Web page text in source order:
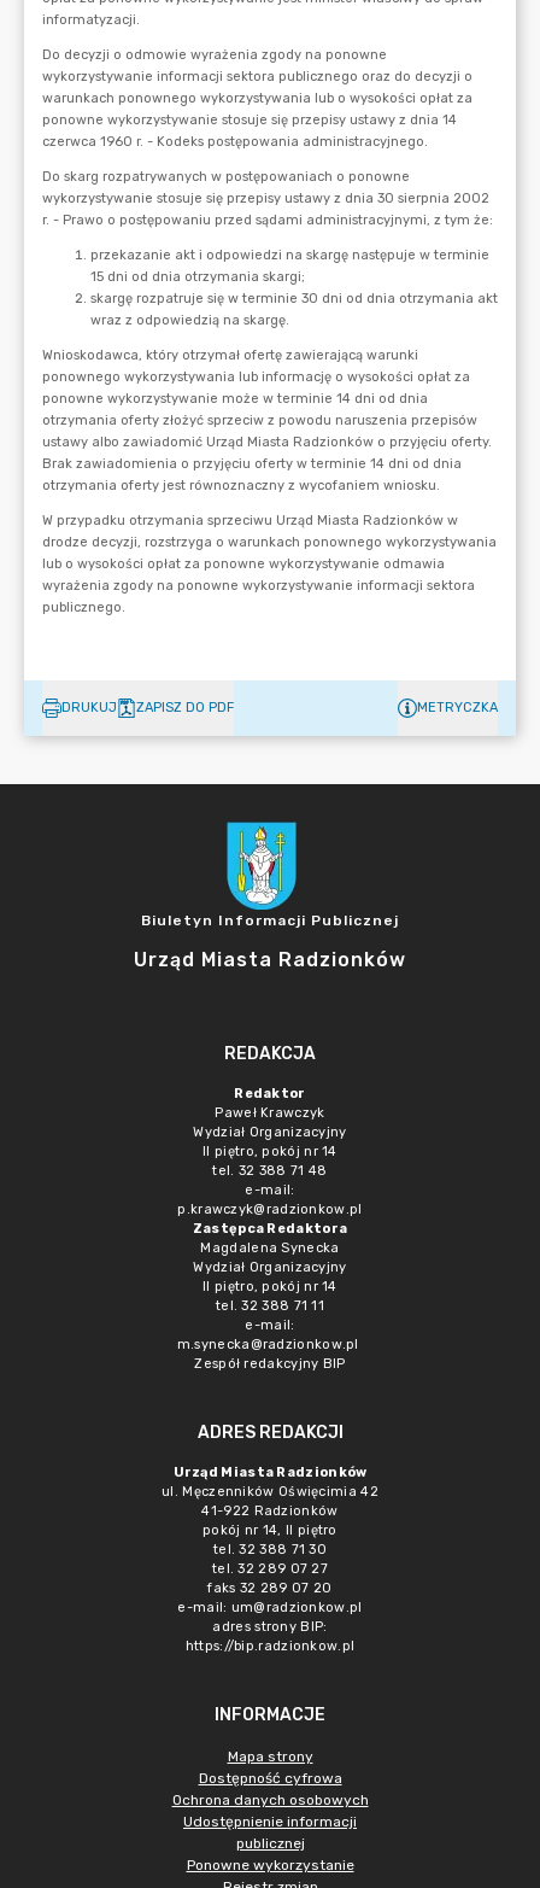
DRUKUJ ZAPISZ DO PDF METRYCZKA
Biuletyn Informacji Publicznej
Urząd Miasta Radzionków
REDAKCJA
Redaktor
Paweł Krawczyk
Wydział Organizacyjny
II piętro, pokój nr 14
tel. 32 388 71 48
e-mail:
p.krawczyk@radzionkow.pl
Zastępca Redaktora
Magdalena Synecka
Wydział Organizacyjny
II piętro, pokój nr 14
tel. 32 388 71 11
e-mail:
m.synecka@radzionkow.pl
Zespół redakcyjny BIP
ADRES REDAKCJI
Urząd Miasta Radzionków
ul. Męczenników Oświęcimia 42
41-922 Radzionków
pokój nr 14, II piętro
tel. 32 388 71 30
tel. 32 289 07 27
faks 32 289 07 20
e-mail: um@radzionkow.pl
adres strony BIP:
https://bip.radzionkow.pl
INFORMACJE
Mapa strony
Dostępność cyfrowa
Ochrona danych osobowych
Udostępnienie informacji
publicznej
Ponowne wykorzystanie